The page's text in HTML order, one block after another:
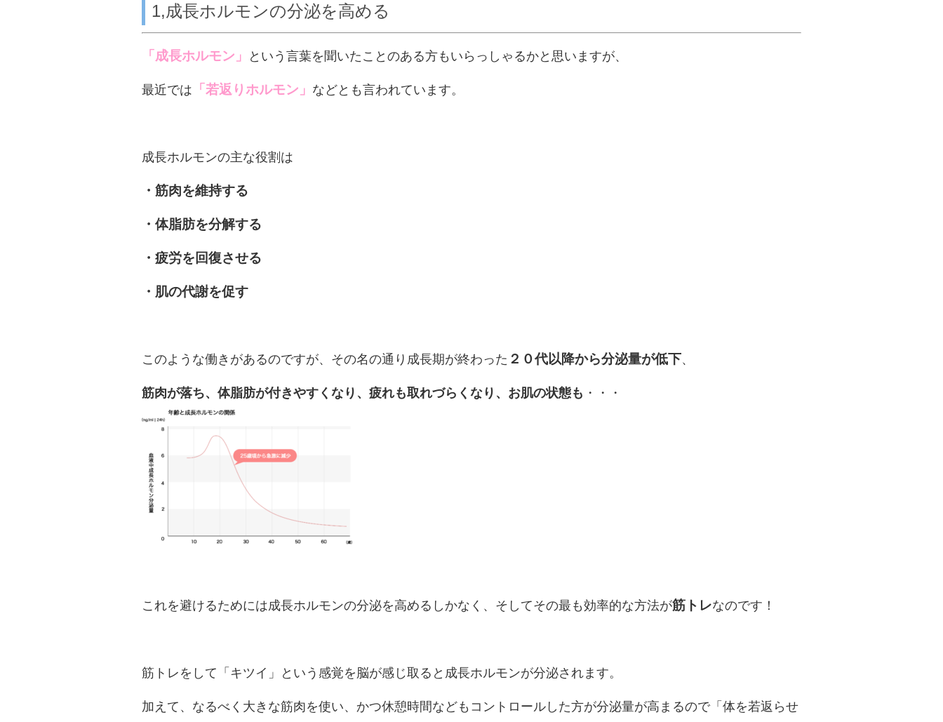
1,成長ホルモンの分泌を高める
「成長ホルモン」 という言葉を聞いたことのある方もいらっしゃるかと思いますが、
最近では 「若返りホルモン」 などとも言われています。
成長ホルモンの主な役割は
・筋肉を維持する
・体脂肪を分解する
・疲労を回復させる
・肌の代謝を促す
このような働きがあるのですが、その名の通り成長期が終わった ２０代以降から分泌量が低下、
筋肉が落ち、体脂肪が付きやすくなり、疲れも取れづらくなり、お肌の状態も ・・・
これを避けるためには成長ホルモンの分泌を高めるしかなく、そしてその最も効率的な方法が筋トレなのです！
筋トレをして「キツイ」という感覚を脳が感じ取ると成長ホルモンが分泌されます。
加えて、なるべく大きな筋肉を使い、かつ休憩時間などもコントロールした方が分泌量が高まるので「体を若返らせ